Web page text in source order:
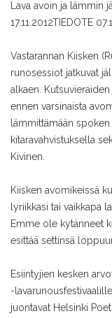
Lava avoin ja lämmin
17.11.2012TIEDOTE
Vastarannan Kiisken
runosessiot jatkuvat
alkaen.
ennen varsinaista
lämmittämään
kitaravahvistuksella
Kivinen.
Kiisken avomikeissä
lyriikkasi tai vaikkapa
Emme ole kytänneet
esittää settinsä
Esiintyjien kesken
-
juontavat Helsinki